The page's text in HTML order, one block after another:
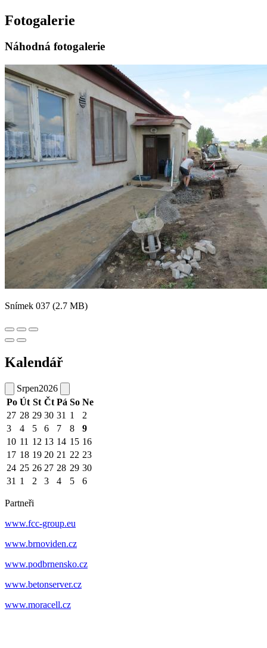
Fotogalerie
Náhodná fotogalerie
Snímek 037 (2.7 MB)
Kalendář
Srpen2026
Po Út St Čt Pá So Ne
27 28 29 30 31 1
2
3
4 5 6 7 8
9
10 11 12 13 14 15 16
17 18 19 20 21 22 23
24 25 26 27 28 29 30
31 1 2 3 4 5 6
Partneři
www.fcc-group.eu
www.brnoviden.cz
www.podbrnensko.cz
www.betonserver.cz
www.moracell.cz